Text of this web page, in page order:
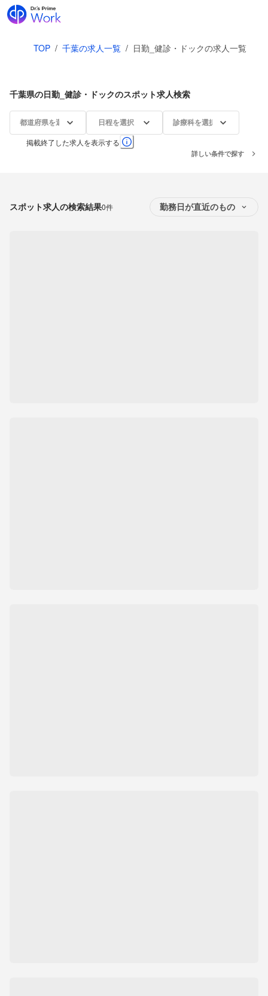
TOP / 千葉の求人一覧 / 日勤_健診・ドックの求人一覧
千葉県の日勤_健診・ドックのスポット求人検索
都道府県を選択 日程を選択 診療科を選択
掲載終了した求人を表示する
詳しい条件で探す
スポット求人の検索結果0件 勤務日が直近のもの